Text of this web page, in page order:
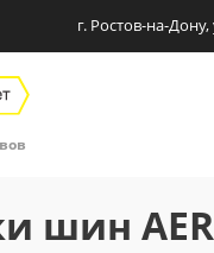
г. Ростов-на-
шин